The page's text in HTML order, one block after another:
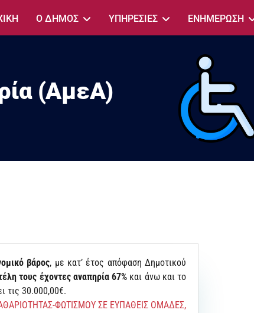
Ο ΔΗΜΟΣ ΥΠΗΡΕΣΙΕΣ ΕΝΗΜΕΡΩΣΗ
(ΑμεΑ)
βάρος, με κατ’ έτος απόφαση Δημοτικού
τους έχοντες αναπηρία 67% και άνω και το
τις 30.000,00€.
ΦΩΤΙΣΜΟΥ ΣΕ ΕΥΠΑΘΕΙΣ ΟΜΑΔΕΣ,